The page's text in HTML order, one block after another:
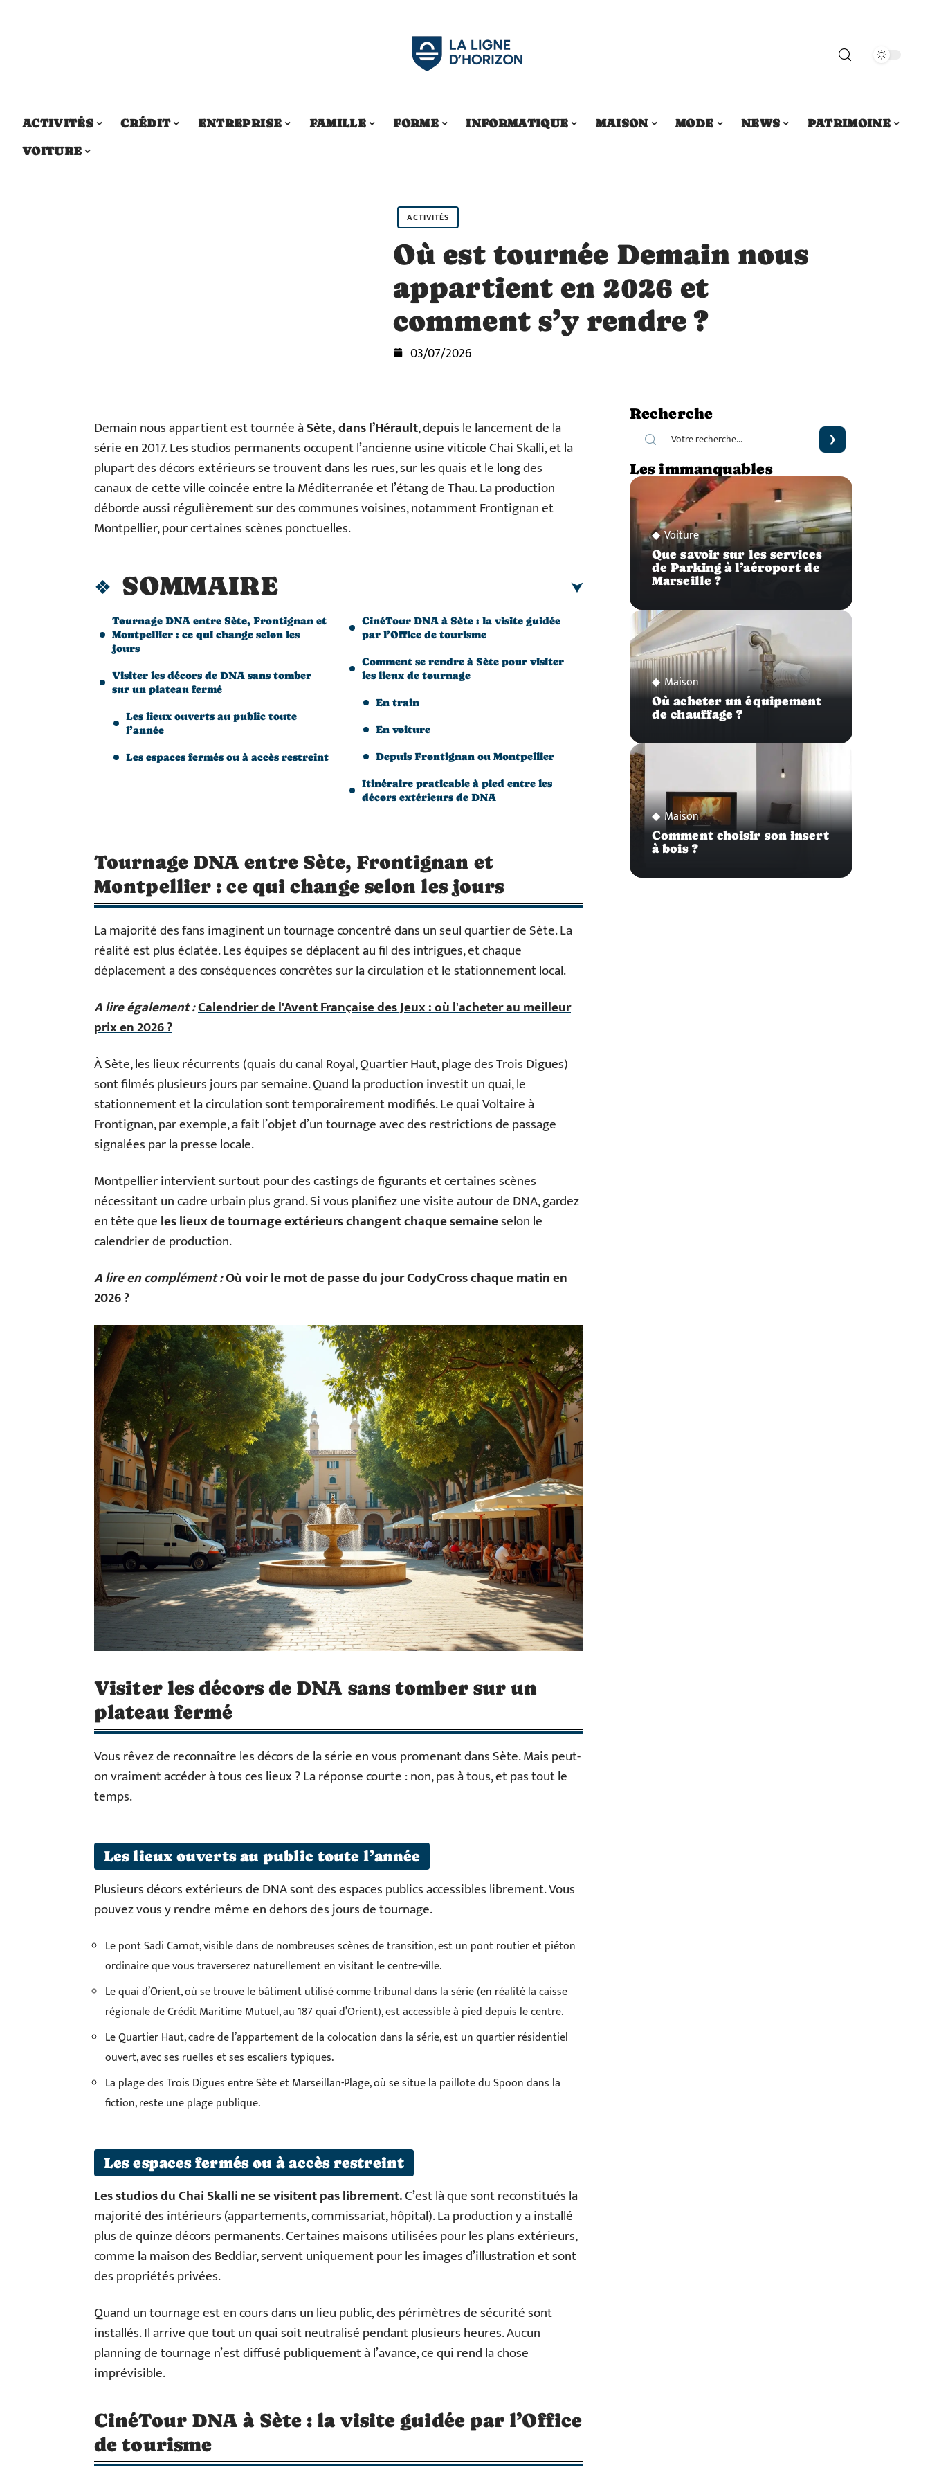
ACTIVITÉS CRÉDIT ENTREPRISE FAMILLE FORME INFORMATIQUE MAISON MODE NEWS
PATRIMOINE
VOITURE
ACTIVITÉS
Où est tournée Demain nous
appartient en 2026 et
comment s’y rendre ?
03/07/2026
Demain nous appartient est tournée àSète, dans l’Hérault, depuis le lancement de la
série en 2017. Les studios permanents occupent l’ancienne usine viticole Chai Skalli, et la
plupart des décors extérieurs se trouvent dans les rues, sur les quais et le long des
canaux de cette ville coincée entre la Méditerranée et l’étang de Thau. La production
déborde aussi régulièrement sur des communes voisines, notamment Frontignan et
Montpellier, pour certaines scènes ponctuelles.
SOMMAIRE
Tournage DNA entre Sète, Frontignan et
Montpellier : ce qui change selon les
jours
Visiter les décors de DNA sans tomber
sur un plateau fermé
Les lieux ouverts au public toute
l’année
Les espaces fermés ou à accès restreint
CinéTour DNA à Sète : la visite guidée
par l’Office de tourisme
Comment se rendre à Sète pour visiter
les lieux de tournage
En train
En voiture
Depuis Frontignan ou Montpellier
Itinéraire praticable à pied entre les
décors extérieurs de DNA
Tournage DNA entre Sète, Frontignan et
Montpellier : ce qui change selon les jours
La majorité des fans imaginent un tournage concentré dans un seul quartier de Sète. La
réalité est plus éclatée. Les équipes se déplacent au fil des intrigues, et chaque
déplacement a des conséquences concrètes sur la circulation et le stationnement local.
A lire également :Calendrier de l'Avent Française des Jeux : où l'acheter au meilleur
prix en 2026 ?
À Sète, les lieux récurrents (quais du canal Royal, Quartier Haut, plage des Trois Digues)
sont filmés plusieurs jours par semaine. Quand la production investit un quai, le
stationnement et la circulation sont temporairement modifiés. Le quai Voltaire à
Frontignan, par exemple, a fait l’objet d’un tournage avec des restrictions de passage
signalées par la presse locale.
Montpellier intervient surtout pour des castings de figurants et certaines scènes
nécessitant un cadre urbain plus grand. Si vous planifiez une visite autour de DNA, gardez
en tête queles lieux de tournage extérieurs changent chaque semaineselon le
calendrier de production.
A lire en complément :Où voir le mot de passe du jour CodyCross chaque matin en
2026 ?
Visiter les décors de DNA sans tomber sur un
plateau fermé
Vous rêvez de reconnaître les décors de la série en vous promenant dans Sète. Mais peut-
on vraiment accéder à tous ces lieux ? La réponse courte : non, pas à tous, et pas tout le
temps.
Les lieux ouverts au public toute l’année
Plusieurs décors extérieurs de DNA sont des espaces publics accessibles librement. Vous
pouvez vous y rendre même en dehors des jours de tournage.
Le pont Sadi Carnot, visible dans de nombreuses scènes de transition, est un pont routier et piéton
ordinaire que vous traverserez naturellement en visitant le centre-ville.
Le quai d’Orient, où se trouve le bâtiment utilisé comme tribunal dans la série (en réalité la caisse
régionale de Crédit Maritime Mutuel, au 187 quai d’Orient), est accessible à pied depuis le centre.
Le Quartier Haut, cadre de l’appartement de la colocation dans la série, est un quartier résidentiel
ouvert, avec ses ruelles et ses escaliers typiques.
La plage des Trois Digues entre Sète et Marseillan-Plage, où se situe la paillote du Spoon dans la
fiction, reste une plage publique.
Les espaces fermés ou à accès restreint
Les studios du Chai Skalli ne se visitent pas librement.C’est là que sont reconstitués la
majorité des intérieurs (appartements, commissariat, hôpital). La production y a installé
plus de quinze décors permanents. Certaines maisons utilisées pour les plans extérieurs,
comme la maison des Beddiar, servent uniquement pour les images d’illustration et sont
des propriétés privées.
Quand un tournage est en cours dans un lieu public, des périmètres de sécurité sont
installés. Il arrive que tout un quai soit neutralisé pendant plusieurs heures. Aucun
planning de tournage n’est diffusé publiquement à l’avance, ce qui rend la chose
imprévisible.
CinéTour DNA à Sète : la visite guidée par l’Office
de tourisme
Recherche
Les immanquables
Voiture
Que savoir sur les services
de Parking à l’aéroport de
Marseille ?
Maison
Où acheter un équipement
de chauffage ?
Maison
Comment choisir son insert
à bois ?